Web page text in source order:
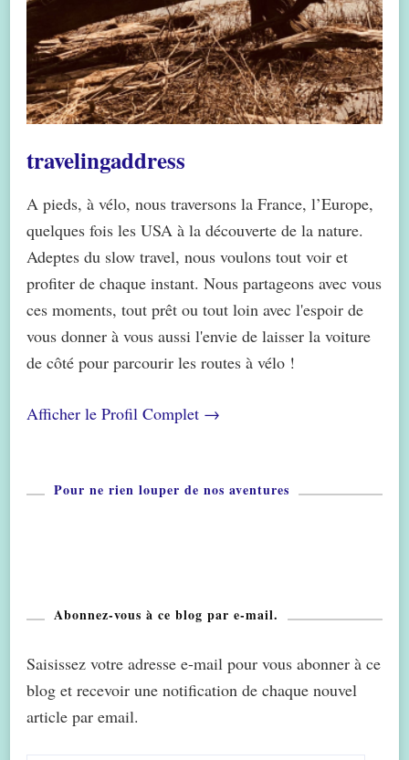
travelingaddress
A pieds, à vélo, nous traversons la France, l’Europe,
quelques fois les USA à la découverte de la nature.
Adeptes du slow travel, nous voulons tout voir et
profiter de chaque instant. Nous partageons avec vous
ces moments, tout prêt ou tout loin avec l'espoir de
vous donner à vous aussi l'envie de laisser la voiture
de côté pour parcourir les routes à vélo !
Afficher le Profil Complet →
Pour ne rien louper de nos aventures
Abonnez-vous à ce blog par e-mail.
Saisissez votre adresse e-mail pour vous abonner à ce
blog et recevoir une notification de chaque nouvel
article par email.